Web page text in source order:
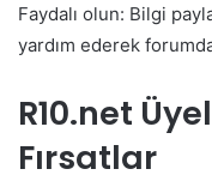
Faydalı olun: Bilgi
yardım ederek
R10.net
Fırsatlar